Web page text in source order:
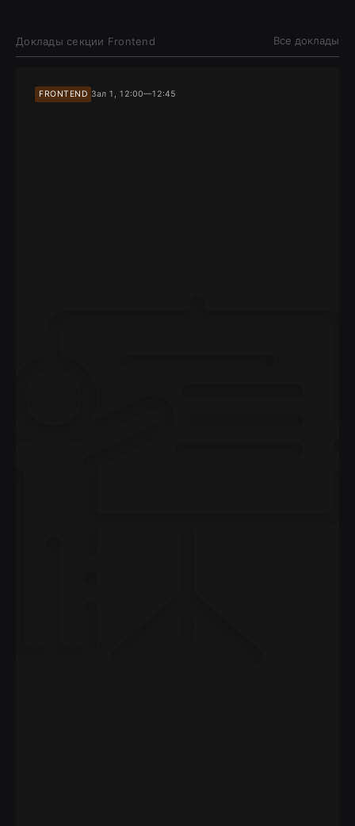
Доклады секции Frontend Все доклады
FRONTEND Зал 1, 12:00—12:45